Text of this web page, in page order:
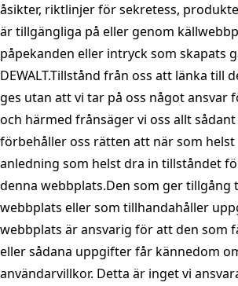
åsikter, riktlinjer för sekretess,
är tillgängliga på eller genom
påpekanden eller intryck som skapats
DEWALT.Tillstånd från oss att länka till
ges utan att vi tar på oss något ansvar
och härmed frånsäger vi oss allt sådant
förbehåller oss rätten att när som helst
anledning som helst dra in tillståndet
denna webbplats.Den som ger tillgång
webbplats eller som tillhandahåller
webbplats är ansvarig för att den som
eller sådana uppgifter får kännedom
användarvillkor. Detta är inget vi